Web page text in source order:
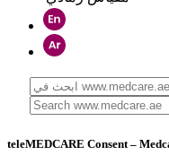
teleMEDCARE Consent –